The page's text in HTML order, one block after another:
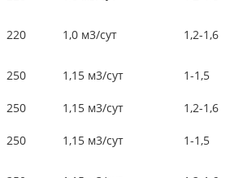
220 1,0 м3/сут 1,2-1,6
250 1,15 м3/сут
1-1,5
250 1,15 м3/сут
1,2-1,6
250 1,15 м3/сут
1-1,5